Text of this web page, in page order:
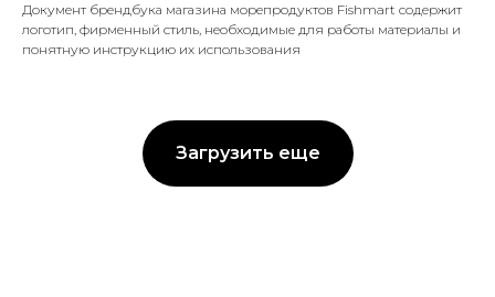
Документ брендбука магазина морепродуктов Fishmart содержит
логотип, фирменный стиль, необходимые для работы материалы и
понятную инструкцию их использования
Загрузить еще